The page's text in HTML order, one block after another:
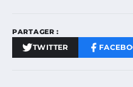
PARTAGER :
TWITTER